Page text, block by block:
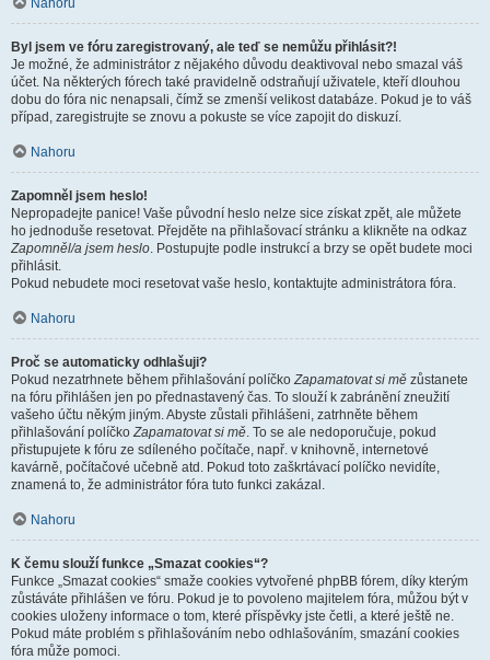
Nahoru
Byl jsem ve fóru zaregistrovaný, ale teď se nemůžu přihlásit?!
Je možné, že administrátor z nějakého důvodu deaktivoval nebo smazal váš
účet. Na některých fórech také pravidelně odstraňují uživatele, kteří dlouhou
dobu do fóra nic nenapsali, čímž se zmenší velikost databáze. Pokud je to váš
případ, zaregistrujte se znovu a pokuste se více zapojit do diskuzí.
Nahoru
Zapomněl jsem heslo!
Nepropadejte panice! Vaše původní heslo nelze sice získat zpět, ale můžete
ho jednoduše resetovat. Přejděte na přihlašovací stránku a klikněte na odkaz
Zapomněl/a jsem heslo. Postupujte podle instrukcí a brzy se opět budete moci
přihlásit.
Pokud nebudete moci resetovat vaše heslo, kontaktujte administrátora fóra.
Nahoru
Proč se automaticky odhlašuji?
Pokud nezatrhnete během přihlašování políčkoZapamatovat si mě zůstanete
na fóru přihlášen jen po přednastavený čas. To slouží k zabránění zneužití
vašeho účtu někým jiným. Abyste zůstali přihlášeni, zatrhněte během
přihlašování políčkoZapamatovat si mě. To se ale nedoporučuje, pokud
přistupujete k fóru ze sdíleného počítače, např. v knihovně, internetové
kavárně, počítačové učebně atd. Pokud toto zaškrtávací políčko nevidíte,
znamená to, že administrátor fóra tuto funkci zakázal.
Nahoru
K čemu slouží funkce „Smazat cookies“?
Funkce „Smazat cookies“ smaže cookies vytvořené phpBB fórem, díky kterým
zůstáváte přihlášen ve fóru. Pokud je to povoleno majitelem fóra, můžou být v
cookies uloženy informace o tom, které příspěvky jste četli, a které ještě ne.
Pokud máte problém s přihlašováním nebo odhlašováním, smazání cookies
fóra může pomoci.